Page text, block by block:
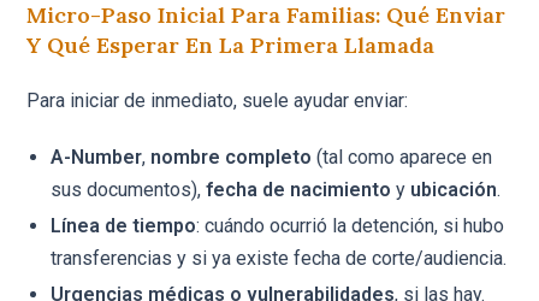
Micro-Paso Inicial Para Familias: Qué Enviar
Y Qué Esperar En La Primera Llamada
Para iniciar de inmediato, suele ayudar enviar:
A-Number, nombre completo (tal como aparece en
sus documentos),fecha de nacimiento y ubicación.
Línea de tiempo: cuándo ocurrió la detención, si hubo
transferencias y si ya existe fecha de corte/audiencia.
Urgencias médicas o vulnerabilidades, si las hay.